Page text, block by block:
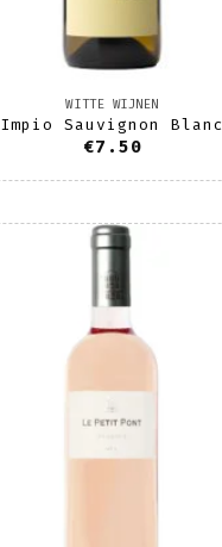
WITTE WIJNEN
Impio Sauvignon Blanc
€7.50